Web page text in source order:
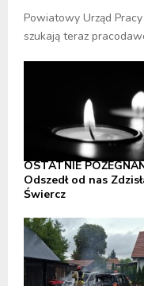
Powiatowy Urząd
szukają teraz
OSTATNIE
Odszedł od nas
Świercz